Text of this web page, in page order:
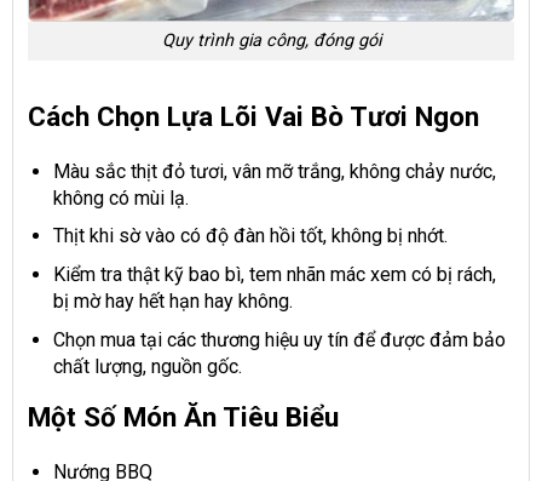
Quy trình gia công, đóng gói
Cách Chọn Lựa Lõi Vai Bò Tươi Ngon
Màu sắc thịt đỏ tươi, vân mỡ trắng, không chảy nước,
không có mùi lạ.
Thịt khi sờ vào có độ đàn hồi tốt, không bị nhớt.
Kiểm tra thật kỹ bao bì, tem nhãn mác xem có bị rách,
bị mờ hay hết hạn hay không.
Chọn mua tại các thương hiệu uy tín để được đảm bảo
chất lượng, nguồn gốc.
Một Số Món Ăn Tiêu Biểu
Nướng BBQ